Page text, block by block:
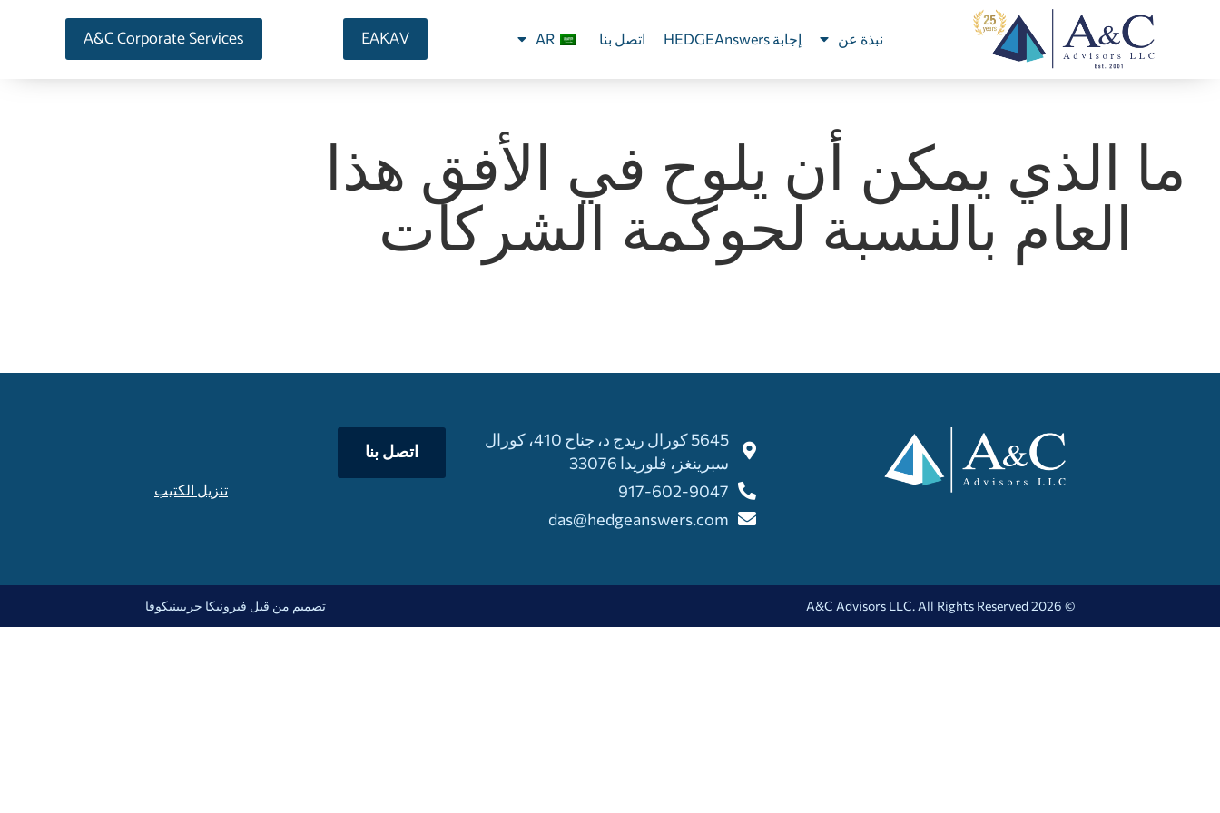
نبذة عن إجابة HEDGEAnswers اتصل بنا AR
EAKAV
A&C Corporate Services
ما الذي يمكن أن يلوح في الأفق هذا
العام بالنسبة لحوكمة الشركات
5645 كورال ريدج د، جناح 410، كورال
سبرينغز، فلوريدا 33076
917-602-9047
das@hedgeanswers.com
اتصل بنا
تنزيل الكتيب
© 2026 A&C Advisors LLC. All Rights Reserved تصميم من قبل فيرونيكا جريبينيكوفا